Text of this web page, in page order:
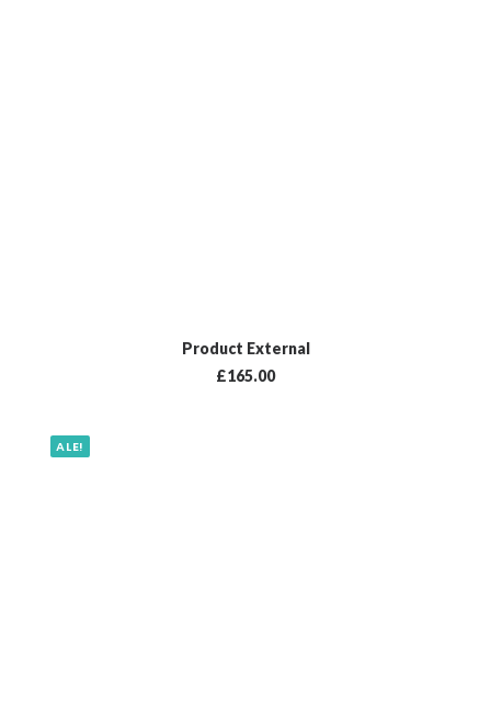
BUY ON THEMEFOREST
Product External
£165.00
ALE!